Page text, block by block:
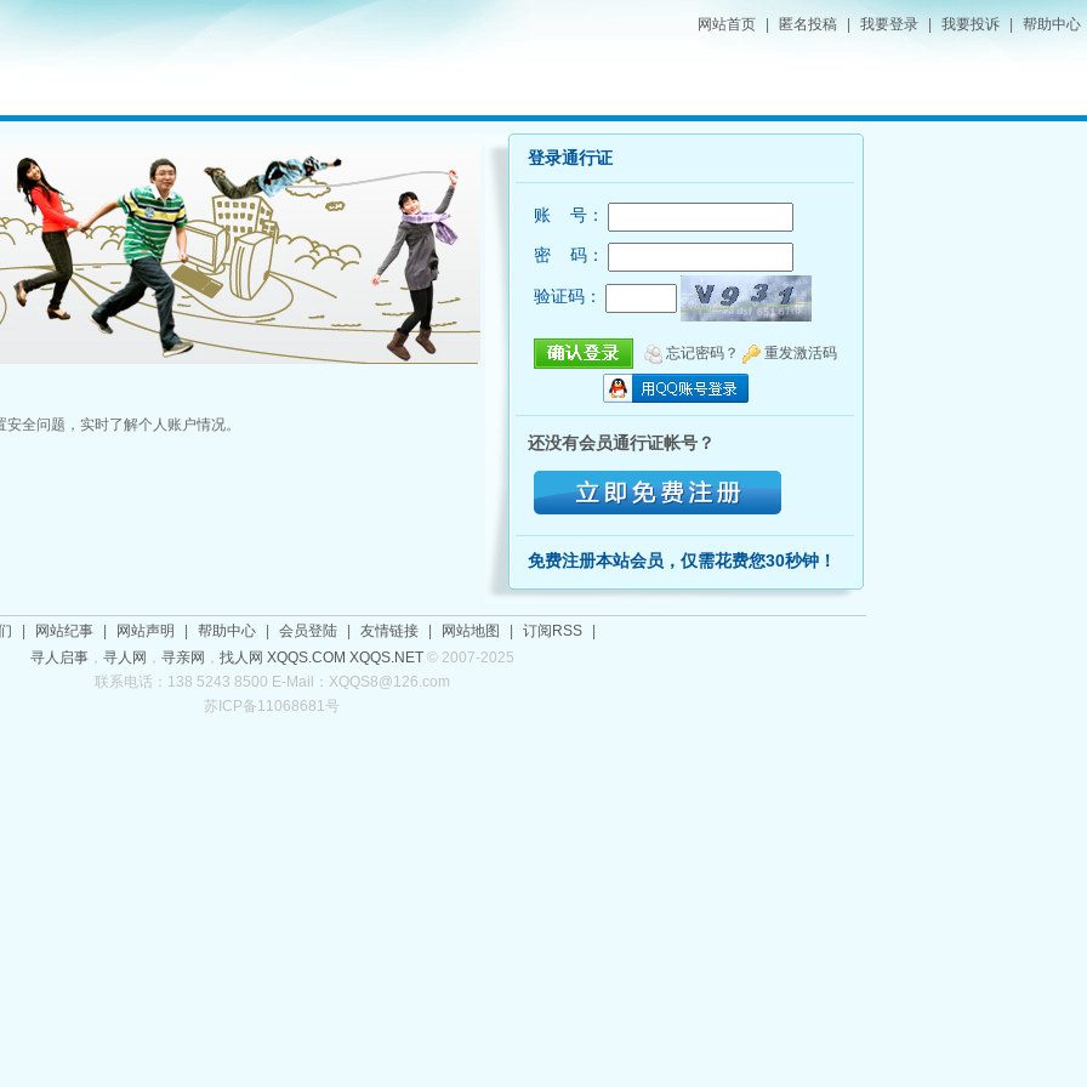
网站首页 匿名投稿 我要登录 我要投诉 帮助中心
全问题，实时了解个人账户情况。
登录通行证
账 号：
密 码：
验证码：
忘记密码？ 重发激活码
还没有会员通行证帐号？
免费注册本站会员，仅需花费您30秒钟！
网站纪事 网站声明 帮助中心 会员登陆 友情链接 网站地图 订阅RSS
寻人启事， 寻人网 ， 寻亲网 ， 找人网 XQQS.COM XQQS.NET© 2007-2025
联系电话：138 5243 8500 E-Mail：XQQS8@126.com
苏ICP备11068681号